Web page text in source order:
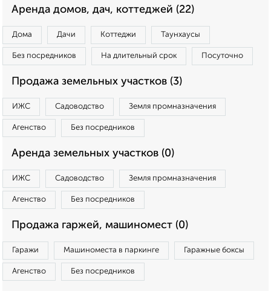
Аренда домов, дач, коттеджей (22)
Дома Дачи Коттеджи Таунхаусы
Без посредников На длительный срок Посуточно
Продажа земельных участков (3)
ИЖС Садоводство Земля промназначения
Агенство Без посредников
Аренда земельных участков (0)
ИЖС Садоводство Земля промназначения
Агенство Без посредников
Продажа гаржей, машиномест (0)
Гаражи Машиноместа в паркинге Гаражные боксы
Агенство Без посредников